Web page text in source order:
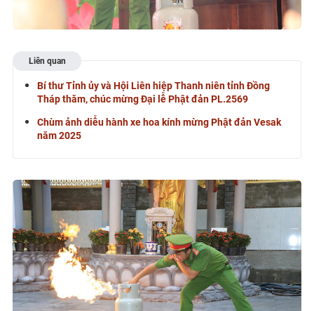
Liên quan
Bí thư Tỉnh ủy và Hội Liên hiệp Thanh niên tỉnh Đồng
Tháp thăm, chúc mừng Đại lễ Phật đản PL.2569
Chùm ảnh diễu hành xe hoa kính mừng Phật đản Vesak
năm 2025